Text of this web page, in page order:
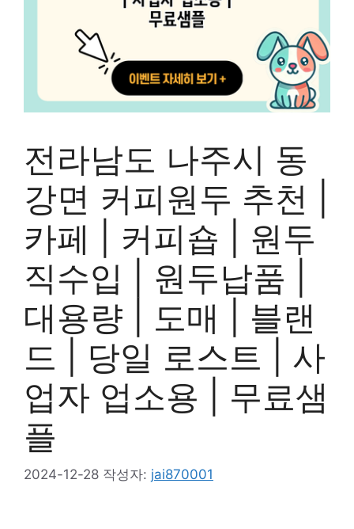
전라남도 나주시 동
강면 커피원두 추천 |
카페 | 커피숍 | 원두
직수입 | 원두납품 |
대용량 | 도매 | 블랜
드 | 당일 로스트 | 사
업자 업소용 | 무료샘
플
2024-12-28 작성자: jai870001